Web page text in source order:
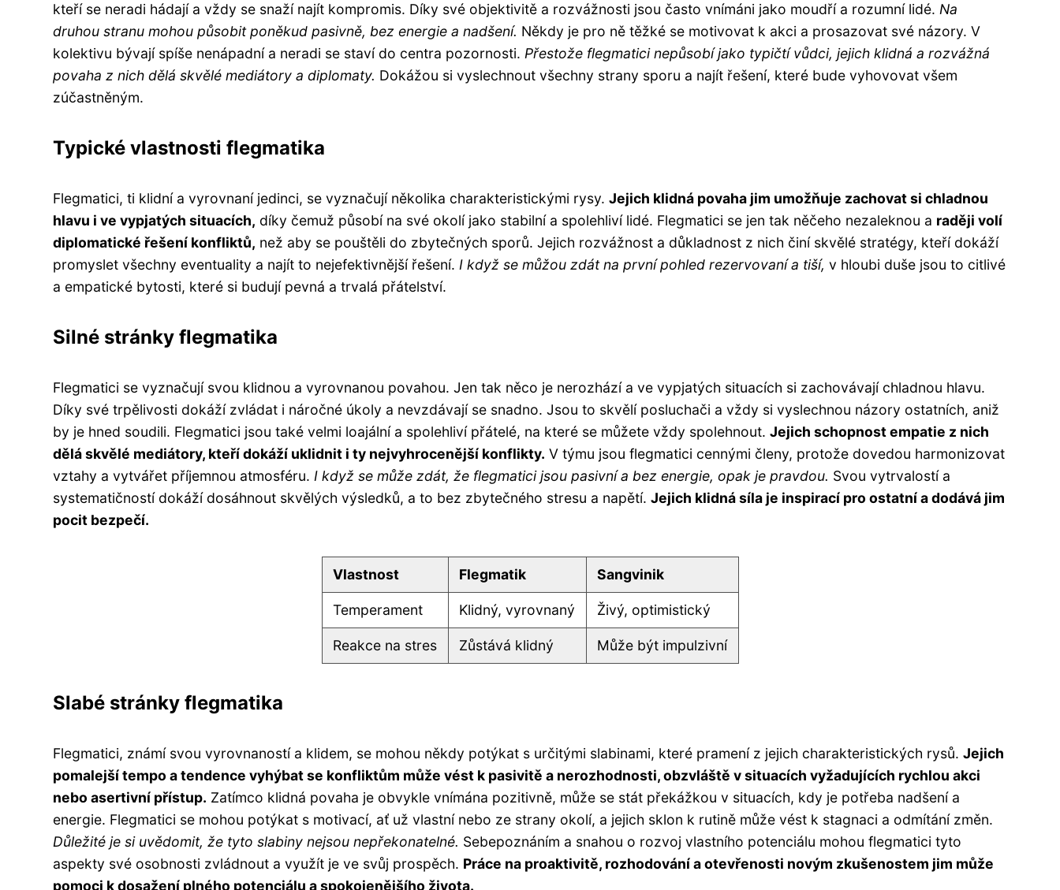
kteří se neradi hádají a vždy se snaží najít kompromis. Díky své objektivitě a rozvážnosti jsou často vnímáni jako moudří a rozumní lidé. Na
druhou stranu mohou působit poněkud pasivně, bez energie a nadšení. Někdy je pro ně těžké se motivovat k akci a prosazovat své názory. V
kolektivu bývají spíše nenápadní a neradi se staví do centra pozornosti. Přestože flegmatici nepůsobí jako typičtí vůdci, jejich klidná a rozvážná
povaha z nich dělá skvělé mediátory a diplomaty. Dokážou si vyslechnout všechny strany sporu a najít řešení, které bude vyhovovat všem
zúčastněným.
Typické vlastnosti flegmatika
Flegmatici, ti klidní a vyrovnaní jedinci, se vyznačují několika charakteristickými rysy. Jejich klidná povaha jim umožňuje zachovat si chladnou
hlavu i ve vypjatých situacích, díky čemuž působí na své okolí jako stabilní a spolehliví lidé. Flegmatici se jen tak něčeho nezaleknou a raději volí
diplomatické řešení konfliktů, než aby se pouštěli do zbytečných sporů. Jejich rozvážnost a důkladnost z nich činí skvělé stratégy, kteří dokáží
promyslet všechny eventuality a najít to nejefektivnější řešení. I když se můžou zdát na první pohled rezervovaní a tiší, v hloubi duše jsou to citlivé
a empatické bytosti, které si budují pevná a trvalá přátelství.
Silné stránky flegmatika
Flegmatici se vyznačují svou klidnou a vyrovnanou povahou. Jen tak něco je nerozhází a ve vypjatých situacích si zachovávají chladnou hlavu.
Díky své trpělivosti dokáží zvládat i náročné úkoly a nevzdávají se snadno. Jsou to skvělí posluchači a vždy si vyslechnou názory ostatních, aniž
by je hned soudili. Flegmatici jsou také velmi loajální a spolehliví přátelé, na které se můžete vždy spolehnout. Jejich schopnost empatie z nich
dělá skvělé mediátory, kteří dokáží uklidnit i ty nejvyhrocenější konflikty. V týmu jsou flegmatici cennými členy, protože dovedou harmonizovat
vztahy a vytvářet příjemnou atmosféru. I když se může zdát, že flegmatici jsou pasivní a bez energie, opak je pravdou. Svou vytrvalostí a
systematičností dokáží dosáhnout skvělých výsledků, a to bez zbytečného stresu a napětí. Jejich klidná síla je inspirací pro ostatní a dodává jim
pocit bezpečí.
Vlastnost Flegmatik Sangvinik
Temperament Klidný, vyrovnaný Živý, optimistický
Reakce na stres Zůstává klidný Může být impulzivní
Slabé stránky flegmatika
Flegmatici, známí svou vyrovnaností a klidem, se mohou někdy potýkat s určitými slabinami, které pramení z jejich charakteristických rysů. Jejich
pomalejší tempo a tendence vyhýbat se konfliktům může vést k pasivitě a nerozhodnosti, obzvláště v situacích vyžadujících rychlou akci
nebo asertivní přístup. Zatímco klidná povaha je obvykle vnímána pozitivně, může se stát překážkou v situacích, kdy je potřeba nadšení a
energie. Flegmatici se mohou potýkat s motivací, ať už vlastní nebo ze strany okolí, a jejich sklon k rutině může vést k stagnaci a odmítání změn.
Důležité je si uvědomit, že tyto slabiny nejsou nepřekonatelné. Sebepoznáním a snahou o rozvoj vlastního potenciálu mohou flegmatici tyto
aspekty své osobnosti zvládnout a využít je ve svůj prospěch. Práce na proaktivitě, rozhodování a otevřenosti novým zkušenostem jim může
pomoci k dosažení plného potenciálu a spokojenějšího života.